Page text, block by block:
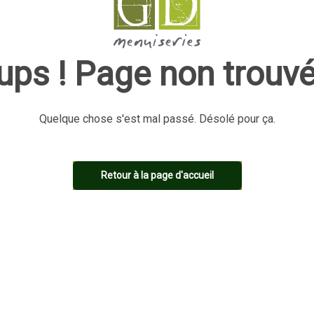
! Page non
Quelque chose s'est mal passé. Désolé pour ça.
Retour à la page d'accueil